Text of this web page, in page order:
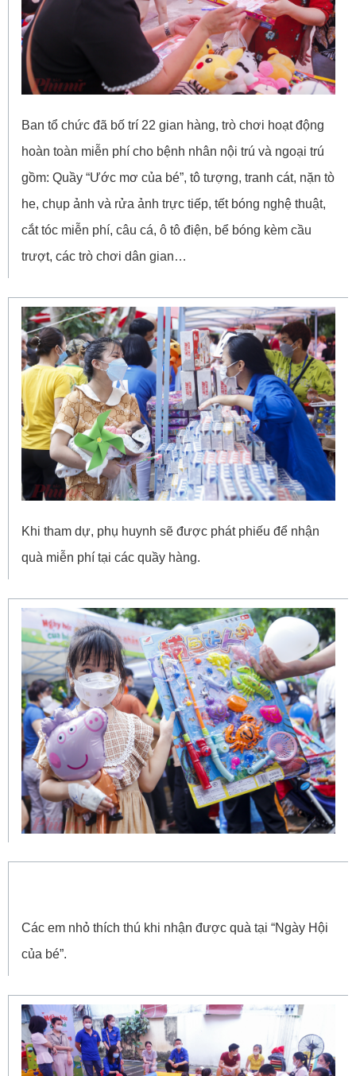
Ban tổ chức đã bố trí 22 gian hàng, trò chơi hoạt động
hoàn toàn miễn phí cho bệnh nhân nội trú và ngoại trú
gồm: Quầy “Ước mơ của bé”, tô tượng, tranh cát, nặn tò
he, chụp ảnh và rửa ảnh trực tiếp, tết bóng nghệ thuật,
cắt tóc miễn phí, câu cá, ô tô điện, bể bóng kèm cầu
trượt, các trò chơi dân gian…
Khi tham dự, phụ huynh sẽ được phát phiếu để nhận
quà miễn phí tại các quầy hàng.
Các em nhỏ thích thú khi nhận được quà tại “Ngày Hội
của bé”.